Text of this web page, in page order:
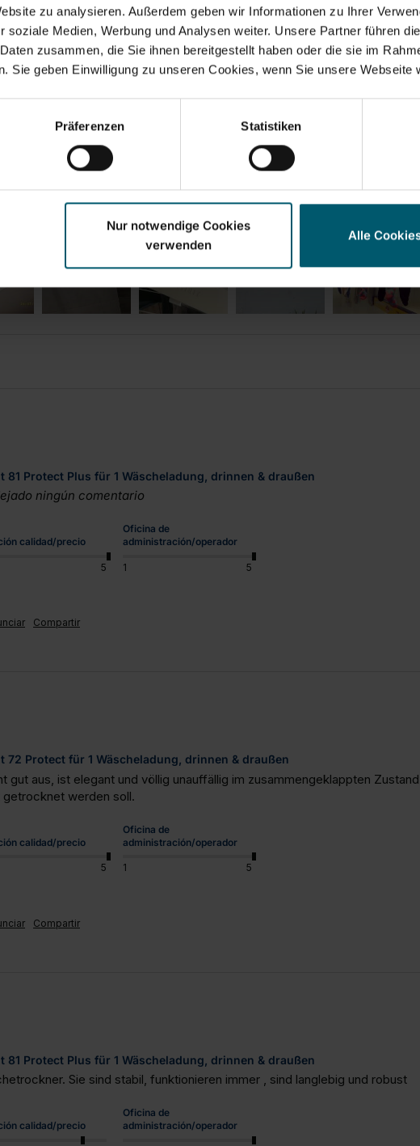
zu analysieren. Außerdem geben wir Informationen zu Ihrer
soziale Medien, Werbung und Analysen weiter. Unsere Partner führen
zusammen, die Sie ihnen bereitgestellt haben oder die sie im
Sie geben Einwilligung zu unseren Cookies, wenn Sie unsere Webseite
Präferenzen Statistiken
Nur notwendige Cookies
verwenden
Alle
81 Protect Plus für 1 Wäscheladung, drinnen & draußen
ningún comentario
calidad/precio
5
Oficina de
administración/operador
1 5
Compartir
72 Protect für 1 Wäscheladung, drinnen & draußen
gut aus, ist elegant und völlig unauffällig im zusammengeklappten
werden soll.
calidad/precio
5
Oficina de
administración/operador
1 5
Compartir
81 Protect Plus für 1 Wäscheladung, drinnen & draußen
Sie sind stabil, funktionieren immer , sind langlebig und robust
calidad/precio
Oficina de
administración/operador